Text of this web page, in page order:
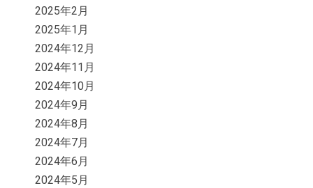
2025年2月
2025年1月
2024年12月
2024年11月
2024年10月
2024年9月
2024年8月
2024年7月
2024年6月
2024年5月